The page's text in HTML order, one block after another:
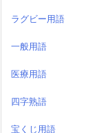
ラグビー用語
一般用語
医療用語
四字熟語
宝くじ用語